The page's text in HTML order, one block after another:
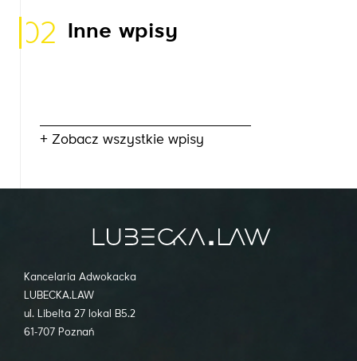
02 Inne wpisy
+ Zobacz wszystkie wpisy
Kancelaria Adwokacka
LUBECKA.LAW
ul. Libelta 27 lokal B5.2
61-707 Poznań